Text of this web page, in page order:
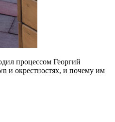
процессом Георгий
и окрестностях, и почему им